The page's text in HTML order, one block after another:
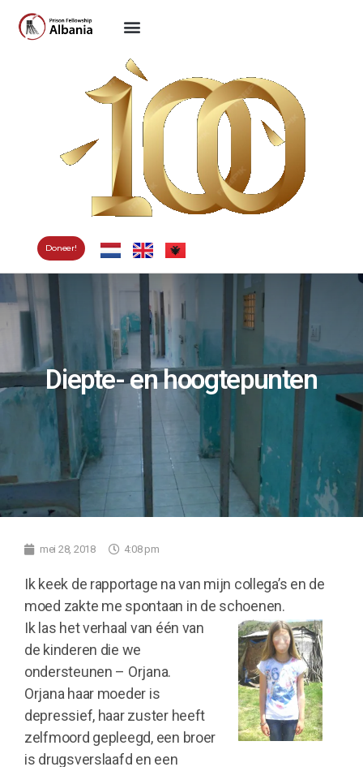
Doneer!
Diepte- en hoogtepunten
mei 28, 2018 4:08 pm
Ik keek de rapportage na van mijn collega’s en de
moed zakte me spontaan in de schoenen.
Ik las het verhaal van één van
de kinderen die we
ondersteunen – Orjana.
Orjana haar moeder is
depressief, haar zuster heeft
zelfmoord gepleegd, een broer
is drugsverslaafd en een